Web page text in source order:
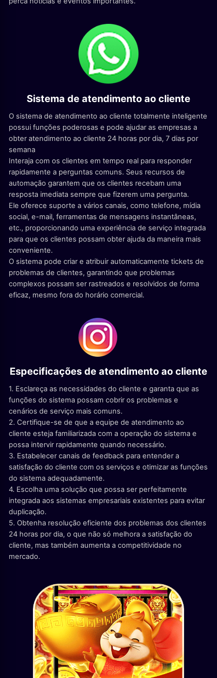
Sistema de atendimento ao cliente
O sistema de atendimento ao cliente totalmente inteligente
possui funções poderosas e pode ajudar as empresas a
obter atendimento ao cliente 24 horas por dia, 7 dias por
semana
Interaja com os clientes em tempo real para responder
rapidamente a perguntas comuns. Seus recursos de
automação garantem que os clientes recebam uma
resposta imediata sempre que fizerem uma pergunta.
Ele oferece suporte a vários canais, como telefone, mídia
social, e-mail, ferramentas de mensagens instantâneas,
etc., proporcionando uma experiência de serviço integrada
para que os clientes possam obter ajuda da maneira mais
conveniente.
O sistema pode criar e atribuir automaticamente tickets de
problemas de clientes, garantindo que problemas
complexos possam ser rastreados e resolvidos de forma
eficaz, mesmo fora do horário comercial.
Especificações de atendimento ao cliente
1. Esclareça as necessidades do cliente e garanta que as
funções do sistema possam cobrir os problemas e
cenários de serviço mais comuns.
2. Certifique-se de que a equipe de atendimento ao
cliente esteja familiarizada com a operação do sistema e
possa intervir rapidamente quando necessário.
3. Estabelecer canais de feedback para entender a
satisfação do cliente com os serviços e otimizar as funções
do sistema adequadamente.
4. Escolha uma solução que possa ser perfeitamente
integrada aos sistemas empresariais existentes para evitar
duplicação.
5. Obtenha resolução eficiente dos problemas dos clientes
24 horas por dia, o que não só melhora a satisfação do
cliente, mas também aumenta a competitividade no
mercado.